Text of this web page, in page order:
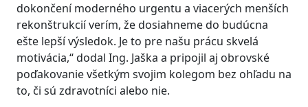
dokončení moderného urgentu a viacerých menších
rekonštrukcií verím, že dosiahneme do budúcna
ešte lepší výsledok. Je to pre našu prácu skvelá
motivácia,“ dodal Ing. Jaška a pripojil aj obrovské
poďakovanie všetkým svojim kolegom bez ohľadu na
to, či sú zdravotníci alebo nie.